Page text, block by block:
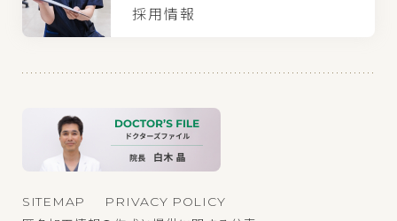
採用情報
SITEMAP PRIVACY POLICY